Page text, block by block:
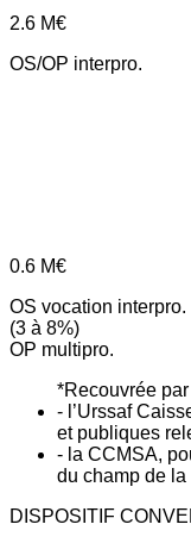
2.6 M€
OS/OP interpro.
0.6 M€
OS vocation interpro.
(3 à 8%)
OP multipro.
*Recouvrée par
- l’Urssaf
et publiques
- la CCMSA,
du champ de
DISPOSITIF